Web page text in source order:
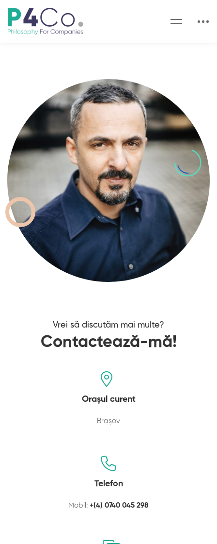
Vrei să discutăm mai multe?
Contactează-mă!
Orașul curent
Brașov
Telefon
Mobil: +(4) 0740 045 298